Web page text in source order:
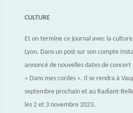
CULTURE
Et on termine ce journal avec la
Lyon. Dans un post sur son compte
annoncé de nouvelles dates de
« Dans mes cordes ». Il se rendra à
septembre prochain et au Radiant-
les 2 et 3 novembre 2023.